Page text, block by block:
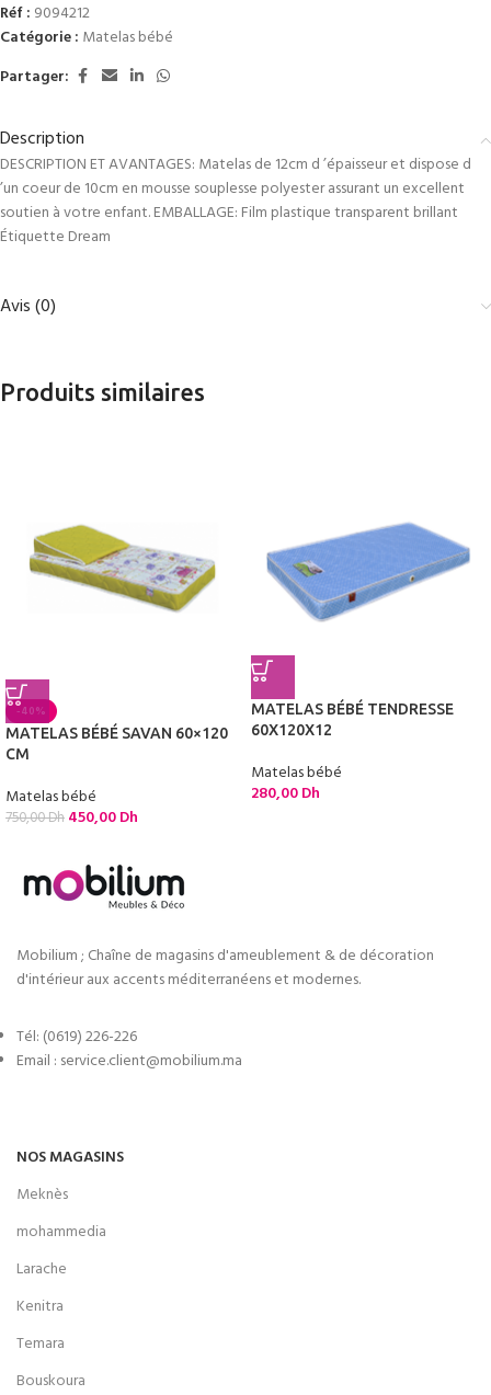
Réf : 9094212
Catégorie : Matelas bébé
Partager:
Description
DESCRIPTION ET AVANTAGES: Matelas de 12cm d ’épaisseur et dispose d
’un coeur de 10cm en mousse souplesse polyester assurant un excellent
soutien à votre enfant. EMBALLAGE: Film plastique transparent brillant
Étiquette Dream
Avis (0)
Produits similaires
-40%
MATELAS BÉBÉ SAVAN 60×120
CM
Matelas bébé
750,00Dh 450,00Dh
MATELAS BÉBÉ TENDRESSE
60X120X12
Matelas bébé
280,00Dh
Mobilium ; Chaîne de magasins d'ameublement & de décoration
d'intérieur aux accents méditerranéens et modernes.
Tél: (0619) 226-226
Email : service.client@mobilium.ma
NOS MAGASINS
Meknès
mohammedia
Larache
Kenitra
Temara
Bouskoura